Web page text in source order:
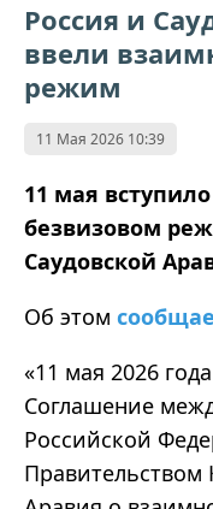
Россия и
ввели
режим
11 Мая 2026 10:39
11 мая
безвизовом
Саудовской
Об этом
«11 мая 2026
Соглашение
Российской
Правительством